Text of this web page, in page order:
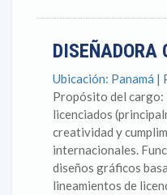
DISEÑADORA
Ubicación: Panamá |
Propósito del
licenciados
creatividad y
internacionales.
diseños gráficos
lineamientos de